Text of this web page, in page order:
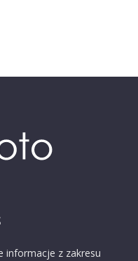
informacje z zakresu